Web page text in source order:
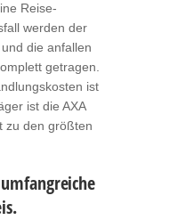
Reise-
werden der
die anfallen
getragen.
ist
ist die AXA
zu den größten